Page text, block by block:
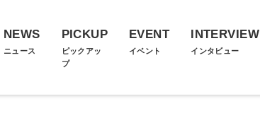
NEWS
ニュース
PICKUP
ピックアッ
プ
EVENT
イベント
INTERVIEW
インタビュー